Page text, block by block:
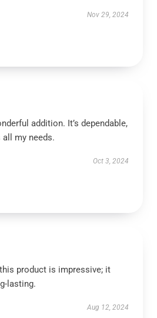
Nov 29, 2024
addition. It’s dependable,
my needs.
Oct 3, 2024
product is impressive; it
lasting.
Aug 12, 2024